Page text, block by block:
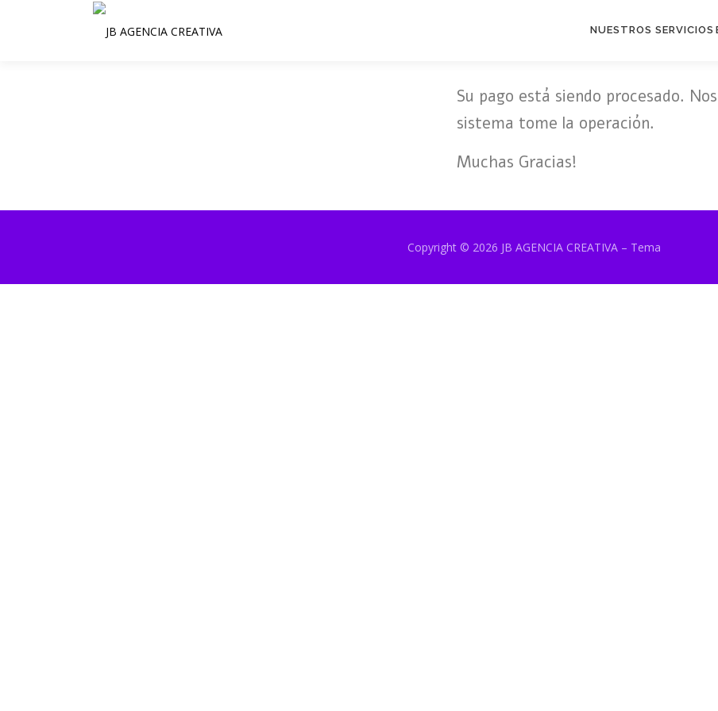
NUESTROS SERVICIOS
Su pago está siendo procesado.
sistema tome la operación.
Muchas Gracias!
Copyright © 2026 JB AGENCIA CREATIVA – Tema